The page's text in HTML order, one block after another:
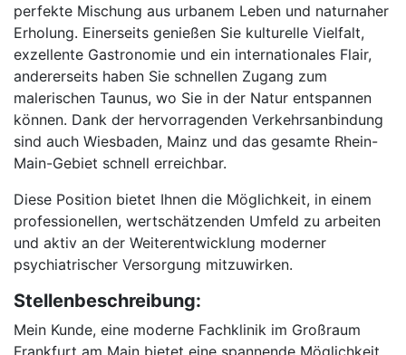
perfekte Mischung aus urbanem Leben und naturnaher
Erholung. Einerseits genießen Sie kulturelle Vielfalt,
exzellente Gastronomie und ein internationales Flair,
andererseits haben Sie schnellen Zugang zum
malerischen Taunus, wo Sie in der Natur entspannen
können. Dank der hervorragenden Verkehrsanbindung
sind auch Wiesbaden, Mainz und das gesamte Rhein-
Main-Gebiet schnell erreichbar.
Diese Position bietet Ihnen die Möglichkeit, in einem
professionellen, wertschätzenden Umfeld zu arbeiten
und aktiv an der Weiterentwicklung moderner
psychiatrischer Versorgung mitzuwirken.
Stellenbeschreibung:
Mein Kunde, eine moderne Fachklinik im Großraum
Frankfurt am Main bietet eine spannende Möglichkeit